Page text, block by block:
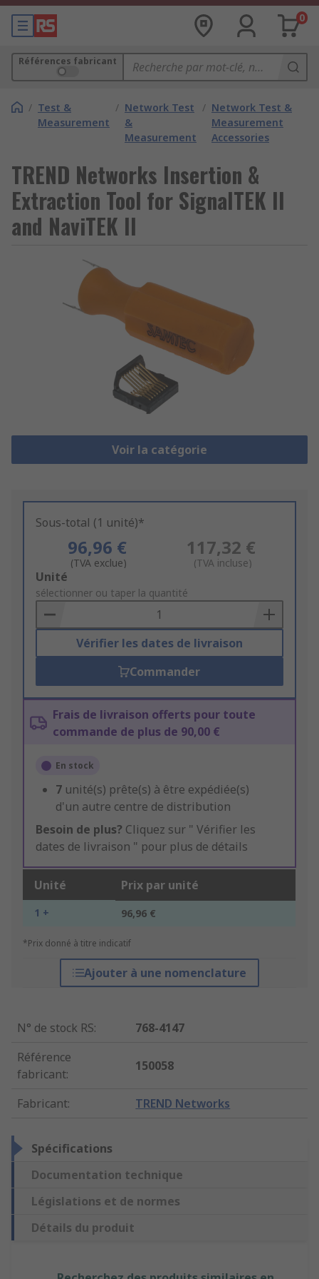
0
Références fabricant
/ Test &
Measurement
/ Network Test
&
Measurement
/ Network Test &
Measurement
Accessories
TREND Networks Insertion &
Extraction Tool for SignalTEK II
and NaviTEK II
Voir la catégorie
Sous-total (1 unité)*
96,96 €
(TVA exclue)
117,32 €
(TVA incluse)
Add
to
Basket
Unité
sélectionner ou taper la quantité
Vérifier les dates de livraison
Commander
Frais de livraison offerts pour toute
commande de plus de 90,00 €
En stock
7 unité(s) prête(s) à être expédiée(s)
d'un autre centre de distribution
Besoin de plus? Cliquez sur " Vérifier les
dates de livraison " pour plus de détails
Unité Prix par unité
1 + 96,96 €
*Prix donné à titre indicatif
Ajouter à une nomenclature
N° de stock RS:
768-4147
Référence
fabricant:
150058
Fabricant: TREND Networks
Spécifications
Documentation technique
Législations et de normes
Détails du produit